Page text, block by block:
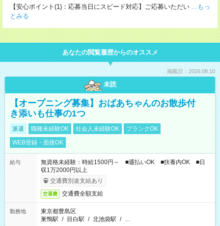
【安心ポイント(1)：応募当日にスピード対応】ご応募いただい ...もっ
とみる
あなたの閲覧履歴からのオススメ
掲載日：2026.08.10
未読
【オープニング募集】おばあちゃんのお散歩付
き添いも仕事の1つ
派遣 職種未経験OK 社会人未経験OK
ブランクOK
WEB登録・面接OK
給与
無資格未経験：時給1500円～ ■週払いOK ■扶養内OK ■日
収1万2000円以上
交通費別途支給あり
交通費 交通費全額支給
勤務地
東京都豊島区
巣鴨駅 / 目白駅 / 北池袋駅 / …